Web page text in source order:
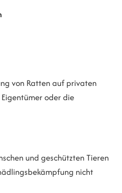
von Ratten auf privaten
oder die
und geschützten Tieren
nicht